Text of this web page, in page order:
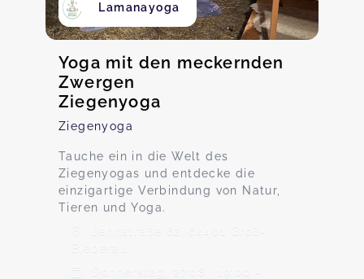
Lamanayoga
Yoga mit den meckernden
Zwergen
Ziegenyoga
Ziegenyoga
Tauche ein in die Welt des
Ziegenyogas und entdecke die
einzigartige Verbindung von Natur,
Tieren und Yoga.
Jahnstraße 62, 64401 Groß-
Donnerstag, 27.08., 19:00 -